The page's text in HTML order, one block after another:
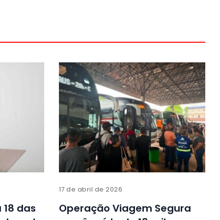
das
17 de abril de 2026
Operação Viagem Segura